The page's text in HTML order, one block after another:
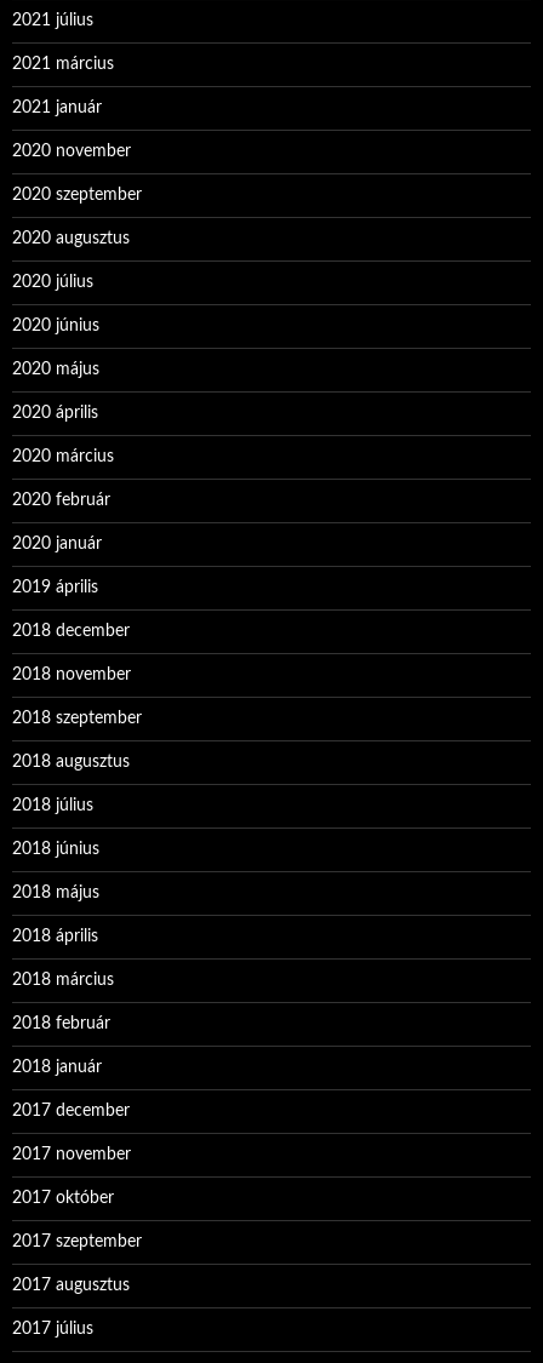
2021 július
2021 március
2021 január
2020 november
2020 szeptember
2020 augusztus
2020 július
2020 június
2020 május
2020 április
2020 március
2020 február
2020 január
2019 április
2018 december
2018 november
2018 szeptember
2018 augusztus
2018 július
2018 június
2018 május
2018 április
2018 március
2018 február
2018 január
2017 december
2017 november
2017 október
2017 szeptember
2017 augusztus
2017 július